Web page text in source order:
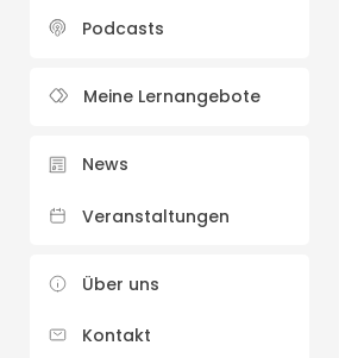
Podcasts
Meine Lernangebote
News
Veranstaltungen
Über uns
Kontakt